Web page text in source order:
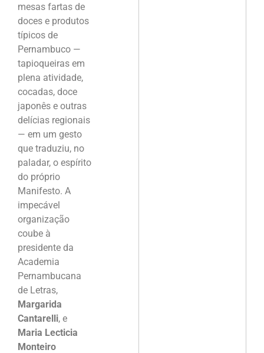
mesas fartas de
doces e produtos
típicos de
Pernambuco —
tapioqueiras em
plena atividade,
cocadas, doce
japonês e outras
delícias regionais
— em um gesto
que traduziu, no
paladar, o espírito
do próprio
Manifesto. A
impecável
organização
coube à
presidente da
Academia
Pernambucana
de Letras,
Margarida
Cantarelli, e
Maria Lecticia
Monteiro